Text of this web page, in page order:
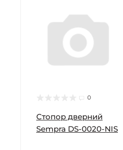
0
Стопор дверний
Sempra DS-0020-NIS